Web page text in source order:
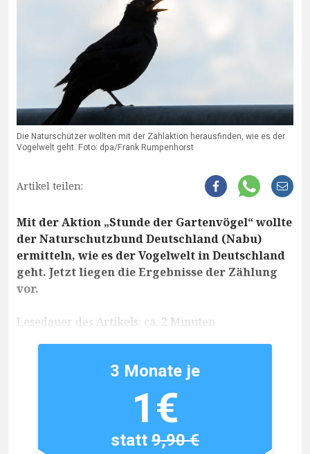
Die Naturschützer wollten mit der Zählaktion herausfinden, wie es der
Vogelwelt geht. Foto: dpa/Frank Rumpenhorst
Artikel teilen:
Mit der Aktion „Stunde der Gartenvögel“ wollte
der Naturschutzbund Deutschland (Nabu)
ermitteln, wie es der Vogelwelt in Deutschland
geht. Jetzt liegen die Ergebnisse der Zählung
vor.
Lesedauer des Artikels: ca. 2 Minuten
3 Monate je
1€
statt9,90 €